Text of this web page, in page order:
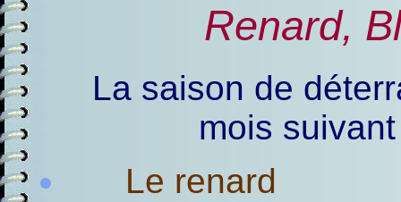
Renard,
La saison de
mois
Le renard